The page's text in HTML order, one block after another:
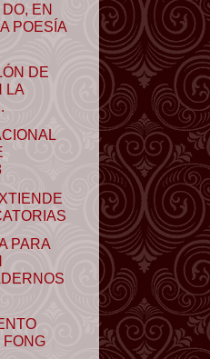
EN
POESÍA
DE
LA
PARA
FONG